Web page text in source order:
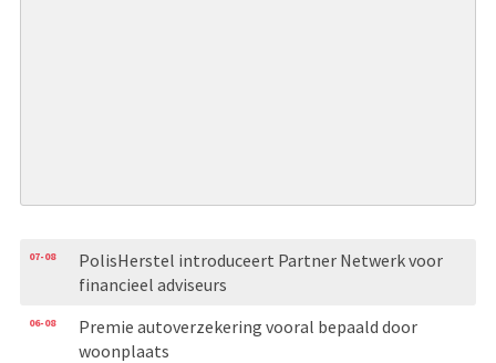
07-08
PolisHerstel introduceert Partner Netwerk voor
financieel adviseurs
06-08
Premie autoverzekering vooral bepaald door
woonplaats